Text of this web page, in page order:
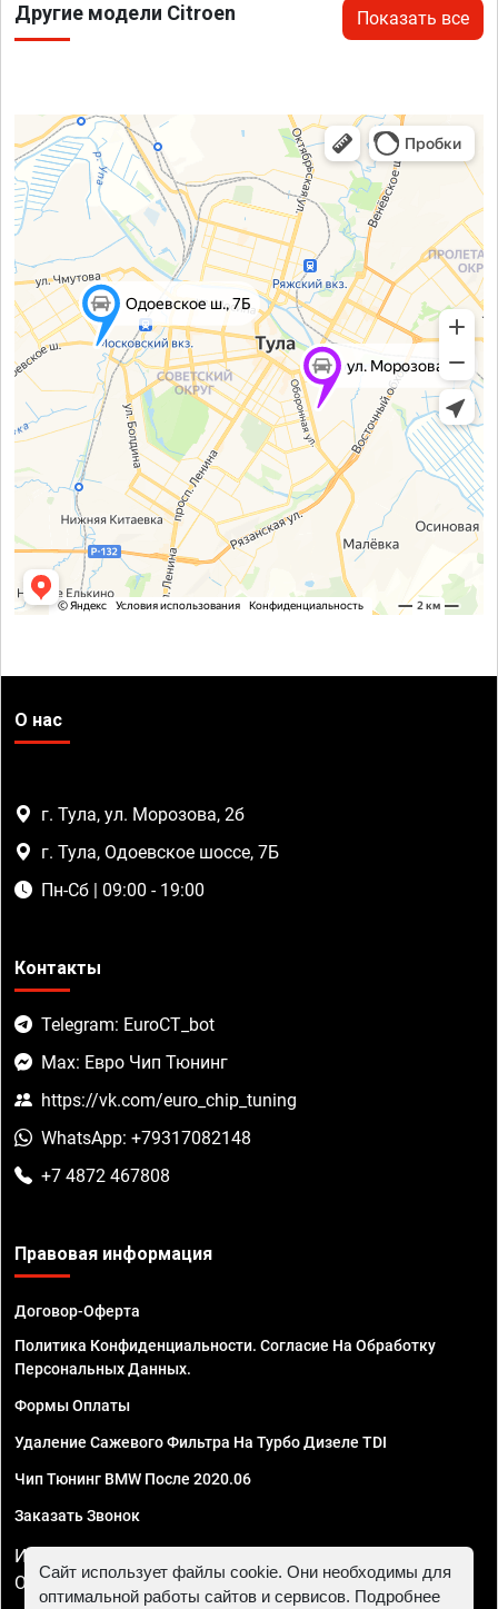
Другие модели Citroen Показать все
О нас
г. Тула, ул. Морозова, 2б
г. Тула, Одоевское шоссе, 7Б
Пн-Сб | 09:00 - 19:00
Контакты
Telegram: EuroCT_bot
Max: Евро Чип Тюнинг
https://vk.com/euro_chip_tuning
WhatsApp: +79317082148
+7 4872 467808
Правовая информация
Договор-Оферта
Политика Конфиденциальности. Согласие На Обработку
Персональных Данных.
Формы Оплаты
Удаление Сажевого Фильтра На Турбо Дизеле TDI
Чип Тюнинг BMW После 2020.06
Заказать Звонок
ИП Смирнов Георгий Павлович. ИНН 781302555843,
ОГРНИП 324470400032610
Сайт использует файлы cookie. Они необходимы для
оптимальной работы сайтов и сервисов. Подробнее